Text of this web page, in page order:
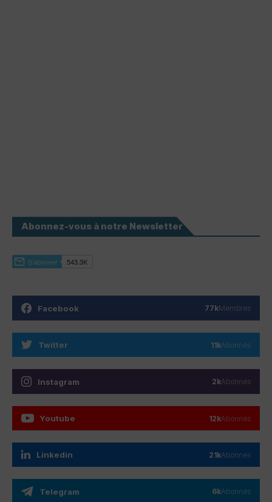
Abonnez-vous à notre Newsletter
Facebook 77kMembres
Twitter 11kAbonnés
Instagram 2kAbonnés
Youtube 12kAbonnés
Linkedin 21kAbonnés
Telegram 6kAbonnés